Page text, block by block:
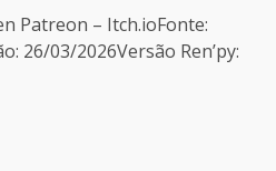
Patreon – Itch.ioFonte:
26/03/2026Versão Ren’py: